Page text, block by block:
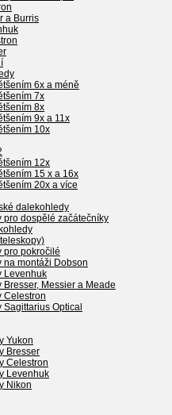
a Burris
6x a méně
7x
8x
9x a 11x
10x
12x
15 x a 16x
20x a více
dalekohledy
pro dospělé začátečníky
pro pokročilé
na montáži Dobson
Levenhuk
Messier a Meade
Celestron
Optical
Yukon
Bresser
Celestron
Levenhuk
Nikon